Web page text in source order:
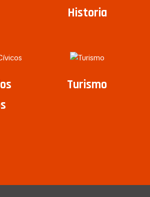
Historia
Turismo